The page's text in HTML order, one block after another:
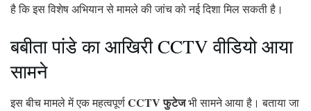
है कि इस विशेष अभियान से मामले की जांच को नई दिशा मिल सकती है।
बबीता पांडे का आखिरी CCTV वीडियो आया
सामने
इस बीच मामले में एक महत्वपूर्णCCTV फुटेजभी सामने आया है। बताया जा